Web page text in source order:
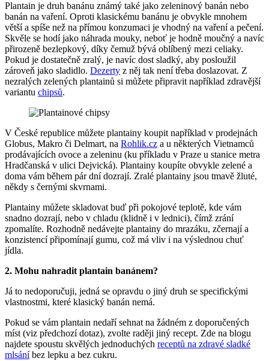
Plantain je druh banánu známý také jako zeleninový banán nebo
banán na vaření. Oproti klasickému banánu je obvykle mnohem
větší a spíše než na přímou konzumaci je vhodný na vaření a pečení.
Skvěle se hodí jako náhrada mouky, neboť je hodně moučný a navíc
přirozeně bezlepkový, díky čemuž bývá oblíbený mezi celiaky.
Pokud je dostatečně zralý, je navíc dost sladký, aby posloužil
zároveň jako sladidlo. Dezerty z něj tak není třeba doslazovat. Z
nezralých zelených plantainů si můžete připravit například zdravější
variantu chipsů.
V České republice můžete plantainy koupit například v prodejnách
Globus, Makro či Delmart, na Rohlik.cz a u některých Vietnamců
prodávajících ovoce a zeleninu (ku příkladu v Praze u stanice metra
Hradčanská v ulici Dejvická). Plantainy koupíte obvykle zelené a
doma vám během pár dní dozrají. Zralé plantainy jsou tmavě žluté,
někdy s černými skvrnami.
Plantainy můžete skladovat buď při pokojové teplotě, kde vám
snadno dozrají, nebo v chladu (klidně i v lednici), čímž zrání
zpomalíte. Rozhodně nedávejte plantainy do mrazáku, zčernají a
konzistencí připomínají gumu, což má vliv i na výslednou chuť
jídla.
2. Mohu nahradit plantain banánem?
Já to nedoporučuji, jedná se opravdu o jiný druh se specifickými
vlastnostmi, které klasický banán nemá.
Pokud se vám plantain nedaří sehnat na žádném z doporučených
míst (viz předchozí dotaz), zvolte raději jiný recept. Zde na blogu
najdete spoustu skvělých jednoduchých receptů na zdravé sladké
mlsání bez lepku a bez cukru.